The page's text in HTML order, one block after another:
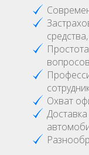
вопросов
Охват